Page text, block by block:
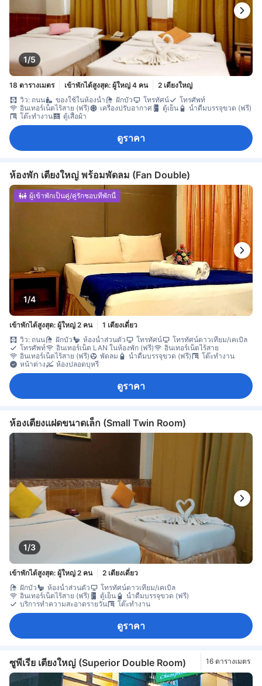
1/5
18 ตารางเมตร เข้าพักได้สูงสุด: ผู้ใหญ่ 4 คน
2 เตียงใหญ่
วิว: ถนน
ของใช้ในห้องน้ำ ฝักบัว โทรทัศน์
โทรศัพท์
อินเทอร์เน็ตไร้สาย (ฟรี)
เครื่องปรับอากาศ ตู้เย็น
น้ำดื่มบรรจุขวด (ฟรี)
โต๊ะทำงาน
ตู้เสื้อผ้า
ดูราคา
ห้องพัก เตียงใหญ่ พร้อมพัดลม (Fan Double)
1/4
ผู้เข้าพักเป็นคู่/คู่รักชอบที่พักนี้
เข้าพักได้สูงสุด: ผู้ใหญ่ 2 คน
1 เตียงเดี่ยว
วิว: ถนน
ฝักบัว ห้องน้ำส่วนตัว โทรทัศน์
โทรทัศน์ดาวเทียม/เคเบิล
โทรศัพท์
อินเทอร์เน็ต LAN ในห้องพัก (ฟรี)
อินเทอร์เน็ตไร้สาย
อินเทอร์เน็ตไร้สาย (ฟรี)
พัดลม น้ำดื่มบรรจุขวด (ฟรี)
โต๊ะทำงาน
หน้าต่าง
ห้องปลอดบุหรี่
ดูราคา
ห้องเตียงแฝดขนาดเล็ก (Small Twin Room)
1/3
เข้าพักได้สูงสุด: ผู้ใหญ่ 2 คน
2 เตียงเดี่ยว
ฝักบัว
ห้องน้ำส่วนตัว
โทรทัศน์ดาวเทียม/เคเบิล
อินเทอร์เน็ตไร้สาย (ฟรี)
ตู้เย็น
น้ำดื่มบรรจุขวด (ฟรี)
บริการทำความสะอาดรายวัน
โต๊ะทำงาน
ดูราคา
ซูพีเรีย เตียงใหญ่ (Superior Double Room) 16 ตารางเมตร